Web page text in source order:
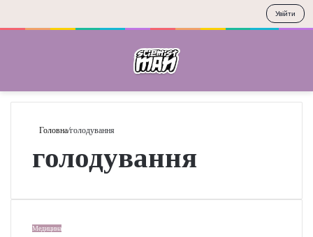
Головна/голодування
голодування
3
Медицина
Увійти